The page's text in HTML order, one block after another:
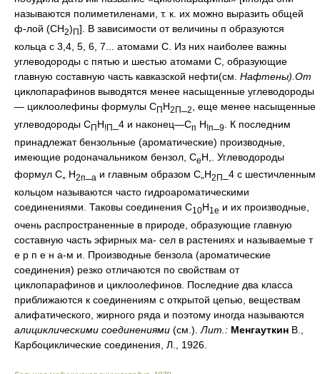
называются полиметиленами, т. к. их можно выразить общей
ф-лой (СН2)П]. В зависимости от величины п образуются
кольца с 3,4, 5, 6, 7... атомами С. Из них наиболее важны
углеводороды с пятью и шестью атомами С, образующие
главную составную часть кавказской нефти(см. Нафтены).От
циклопарафинов выводятся менее насыщенные углеводороды
— циклоолефины формулы СПН2П 2
, еще менее насыщенные
углеводороды СПН!П _4 и наконец—Сп Н!п 9
. К последним
принадлежат бензольные (ароматические) производные,
имеющие родоначальником бензол, СеН,. Углеводороды
формул С„ Н2п а и главным образом С„Н2П
_4 с шестичленным
кольцом называются часто гидроароматическими
соединениями. Таковы соединения С10Н1е и их производные,
очень распространенные в природе, образующие главную
составную часть эфирных ма- сел в растениях и называемые т
е р п е н а-м и. Производные бензола (ароматические
соединения) резко отличаются по свойствам от
циклопарафинов и циклоолефинов. Последние два класса
приближаются к соединениям с открытой цепью, веществам
алифатического, жирного ряда и поэтому иногда называются
алициклическими соединениями (см.). Лит.: Менгауткин В.,
Карбоциклические соединения, Л., 1926.